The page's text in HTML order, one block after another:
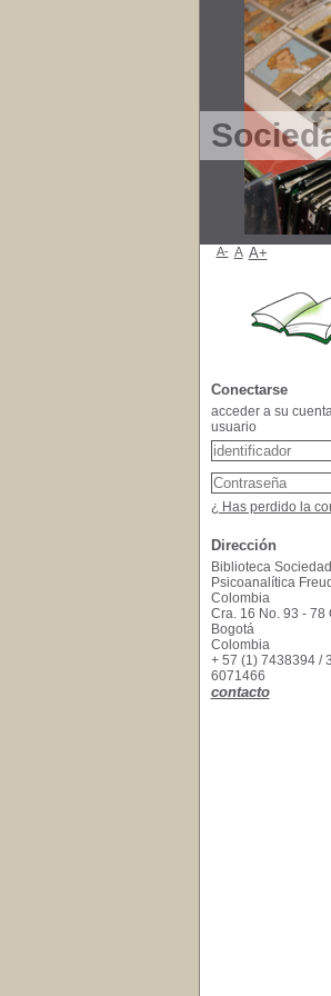
A- A A+
Conectarse
acceder a su
usuario
¿ Has perdido la
Dirección
Biblioteca Sociedad
Psicoanalítica
Colombia
Cra. 16 No. 93 - 78
Bogotá
Colombia
+ 57 (1) 7438394 /
6071466
contacto